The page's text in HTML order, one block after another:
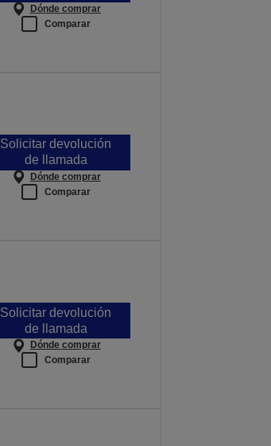
Dónde comprar
Comparar
Solicitar devolución
de llamada
Dónde comprar
Comparar
Solicitar devolución
de llamada
Dónde comprar
Comparar